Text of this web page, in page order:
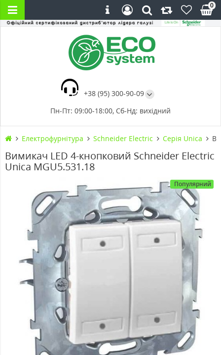
+38 (95) 300-90-09
Пн-Пт: 09:00-18:00, Сб-Нд: вихідний
0
Електрофурнітура Schneider Electric Cерія Unica
Вимикач LED 4-кнопковий Schneider Electric
Unica MGU5.531.18
Популярний